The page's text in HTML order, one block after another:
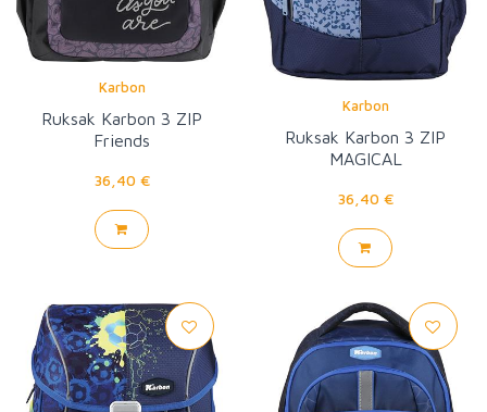
Karbon
Ruksak Karbon 3 ZIP
Friends
36,40 €
Karbon
Ruksak Karbon 3 ZIP
MAGICAL
36,40 €